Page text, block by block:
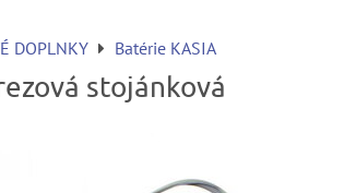
DOPLNKY Batérie KASIA
stojánková